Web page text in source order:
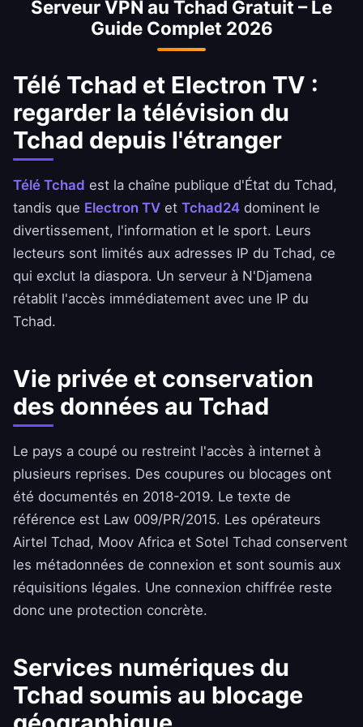
banque.
Serveur VPN au Tchad Gratuit – Le
Guide Complet 2026
Télé Tchad et Electron TV :
regarder la télévision du
Tchad depuis l'étranger
Télé Tchad est la chaîne publique d'État du Tchad,
tandis que Electron TV et Tchad24 dominent le
divertissement, l'information et le sport. Leurs
lecteurs sont limités aux adresses IP du Tchad, ce
qui exclut la diaspora. Un serveur à N'Djamena
rétablit l'accès immédiatement avec une IP du
Tchad.
Vie privée et conservation
des données au Tchad
Le pays a coupé ou restreint l'accès à internet à
plusieurs reprises. Des coupures ou blocages ont
été documentés en 2018-2019. Le texte de
référence est Law 009/PR/2015. Les opérateurs
Airtel Tchad, Moov Africa et Sotel Tchad conservent
les métadonnées de connexion et sont soumis aux
réquisitions légales. Une connexion chiffrée reste
donc une protection concrète.
Services numériques du
Tchad soumis au blocage